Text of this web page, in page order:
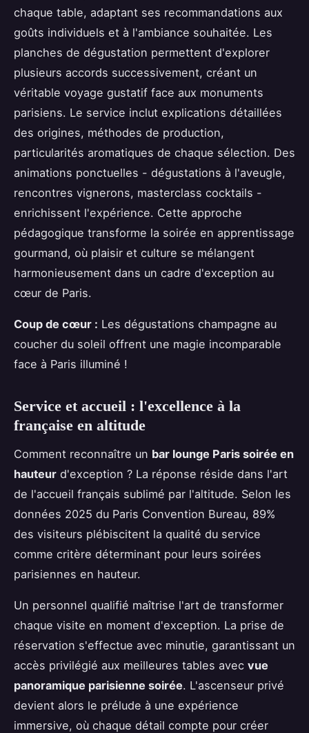
chaque table, adaptant ses recommandations aux
goûts individuels et à l'ambiance souhaitée. Les
planches de dégustation permettent d'explorer
plusieurs accords successivement, créant un
véritable voyage gustatif face aux monuments
parisiens. Le service inclut explications détaillées
des origines, méthodes de production,
particularités aromatiques de chaque sélection. Des
animations ponctuelles - dégustations à l'aveugle,
rencontres vignerons, masterclass cocktails -
enrichissent l'expérience. Cette approche
pédagogique transforme la soirée en apprentissage
gourmand, où plaisir et culture se mélangent
harmonieusement dans un cadre d'exception au
cœur de Paris.
Coup de cœur : Les dégustations champagne au
coucher du soleil offrent une magie incomparable
face à Paris illuminé !
Service et accueil : l'excellence à la
française en altitude
Comment reconnaître un bar lounge Paris soirée en
hauteur d'exception ? La réponse réside dans l'art
de l'accueil français sublimé par l'altitude. Selon les
données 2025 du Paris Convention Bureau, 89%
des visiteurs plébiscitent la qualité du service
comme critère déterminant pour leurs soirées
parisiennes en hauteur.
Un personnel qualifié maîtrise l'art de transformer
chaque visite en moment d'exception. La prise de
réservation s'effectue avec minutie, garantissant un
accès privilégié aux meilleures tables avec vue
panoramique parisienne soirée. L'ascenseur privé
devient alors le prélude à une expérience
immersive, où chaque détail compte pour créer